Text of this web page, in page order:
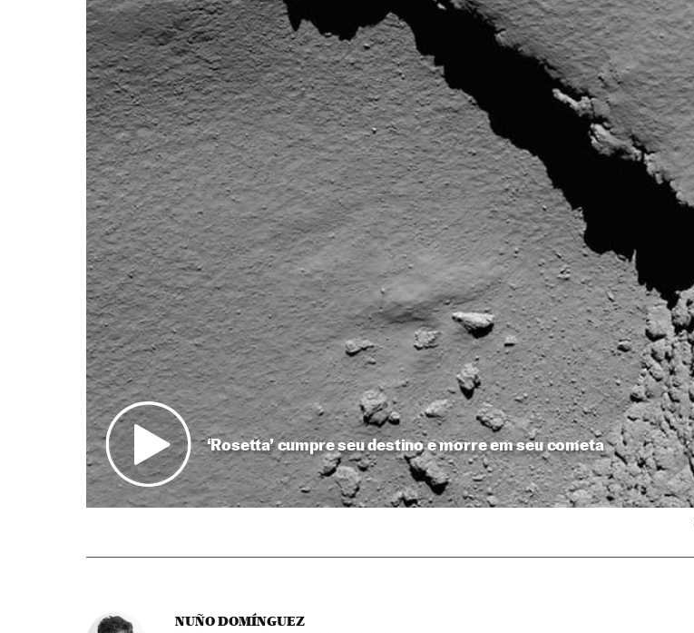
‘Rosetta’ cumpre seu destino e morre em seu cometa
NUÑO DOMÍNGUEZ